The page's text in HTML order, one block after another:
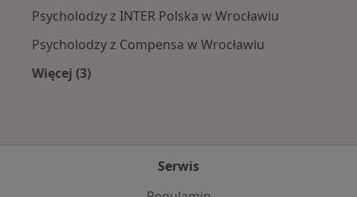
Psycholodzy z INTER Polska w Wrocławiu
Psycholodzy z Compensa w Wrocławiu
Więcej (3)
Serwis